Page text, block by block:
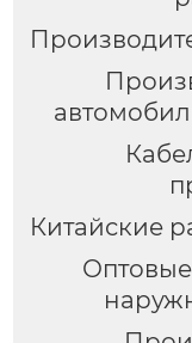
Китайские